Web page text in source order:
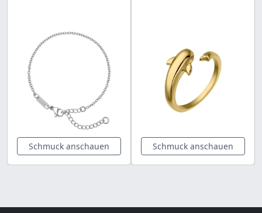
Schmuck anschauen Schmuck anschauen